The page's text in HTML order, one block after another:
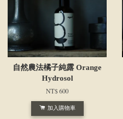
自然農法橘子純露 Orange
Hydrosol
NT$ 600
加入購物車